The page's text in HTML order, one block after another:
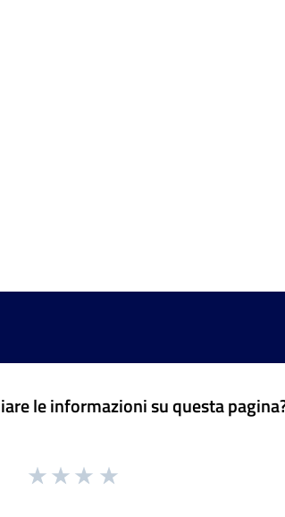
le informazioni su questa